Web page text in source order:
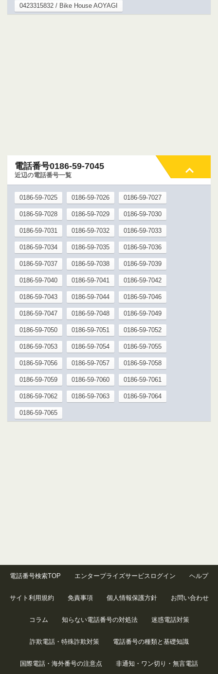
0423315832 / Bike House AOYAGI
電話番号0186-59-7045
近辺の電話番号一覧
0186-59-7025 0186-59-7026 0186-59-7027
0186-59-7028 0186-59-7029 0186-59-7030
0186-59-7031 0186-59-7032 0186-59-7033
0186-59-7034 0186-59-7035 0186-59-7036
0186-59-7037 0186-59-7038 0186-59-7039
0186-59-7040 0186-59-7041 0186-59-7042
0186-59-7043 0186-59-7044 0186-59-7046
0186-59-7047 0186-59-7048 0186-59-7049
0186-59-7050 0186-59-7051 0186-59-7052
0186-59-7053 0186-59-7054 0186-59-7055
0186-59-7056 0186-59-7057 0186-59-7058
0186-59-7059 0186-59-7060 0186-59-7061
0186-59-7062 0186-59-7063 0186-59-7064
0186-59-7065
電話番号検索TOP エンタープライズサービスログイン ヘルプ
サイト利用規約 免責事項 個人情報保護方針 お問い合わせ
コラム 知らない電話番号の対処法 迷惑電話対策
詐欺電話・特殊詐欺対策 電話番号の種類と基礎知識
国際電話・海外番号の注意点 非通知・ワン切り・無言電話